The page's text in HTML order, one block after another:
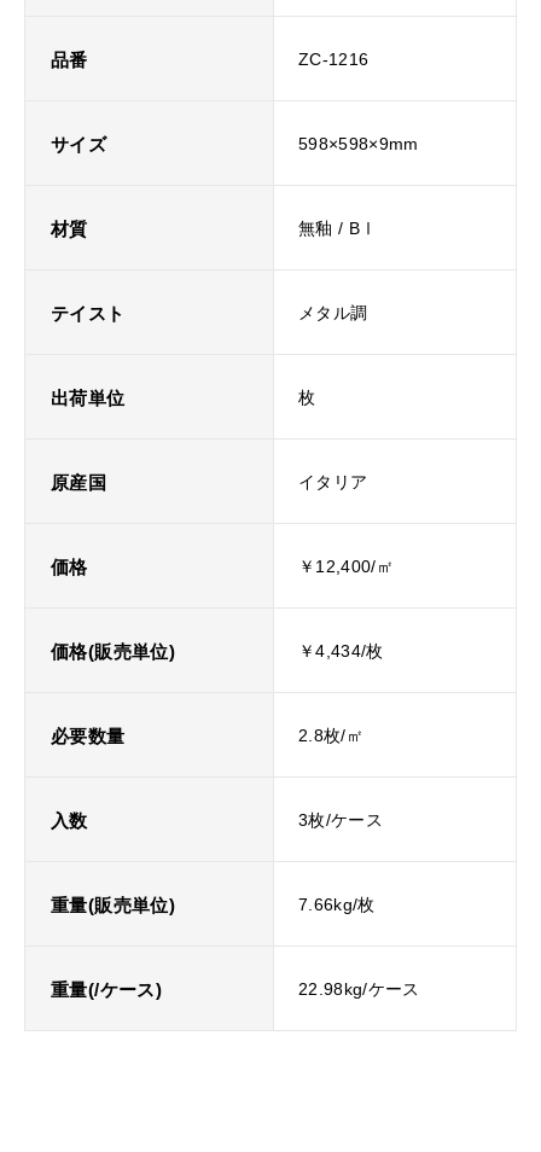
品番 ZC-1216
サイズ 598×598×9mm
材質 無釉 / BⅠ
テイスト メタル調
出荷単位 枚
原産国 イタリア
価格 ￥12,400/㎡
価格(販売単位) ￥4,434/枚
必要数量 2.8枚/㎡
入数 3枚/ケース
重量(販売単位) 7.66kg/枚
重量(/ケース) 22.98kg/ケース